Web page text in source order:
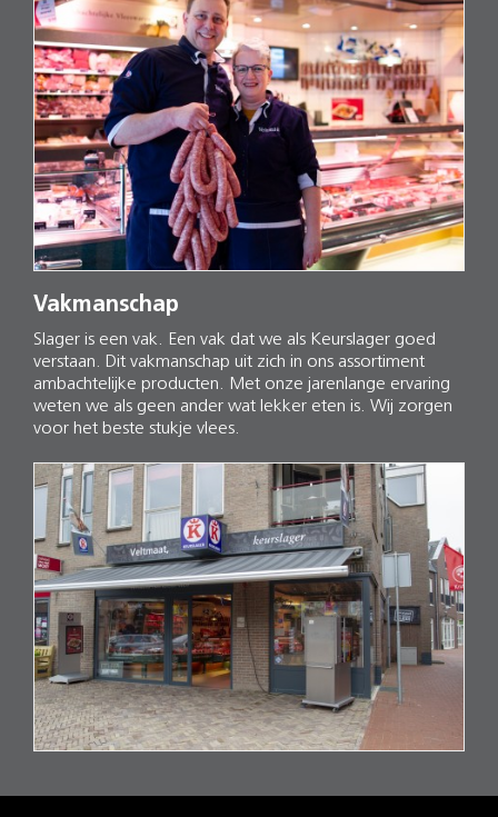
Vakmanschap
Slager is een vak. Een vak dat we als Keurslager goed
verstaan. Dit vakmanschap uit zich in ons assortiment
ambachtelijke producten. Met onze jarenlange ervaring
weten we als geen ander wat lekker eten is. Wij zorgen
voor het beste stukje vlees.